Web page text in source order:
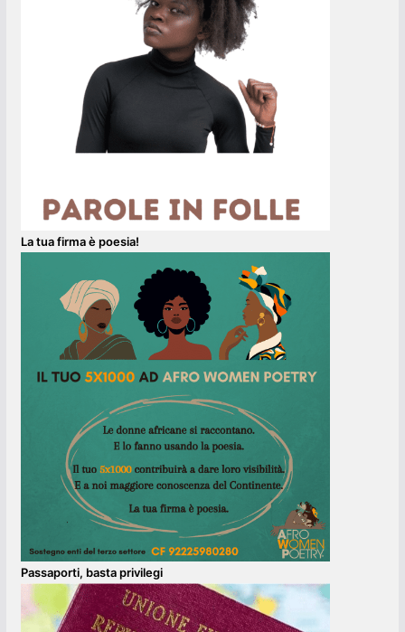
La tua firma è poesia!
Passaporti, basta privilegi